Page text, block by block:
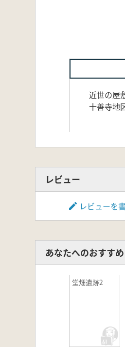
近世の屋
十善寺地
レビュー
レビューを
あなたへのおすすめ
堂畑遺跡2